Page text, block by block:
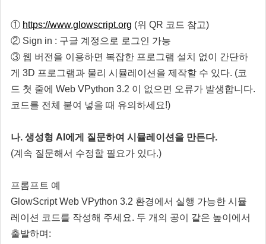
① https://www.glowscript.org (위 QR 코드 참고)
② Sign in : 구글 계정으로 로그인 가능
③ 웹 버전을 이용하면 복잡한 프로그램 설치 없이 간단하
게 3D 프로그램과 물리 시뮬레이션을 제작할 수 있다. (코
드 첫 줄에 Web VPython 3.2 이 없으면 오류가 발생합니다.
코드를 전체 붙여 넣을 때 유의하세요!)
나. 생성형 AI에게 질문하여 시뮬레이션을 만든다.
(계속 질문해서 수정할 필요가 있다.)
프롬프트 예
GlowScript Web VPython 3.2 환경에서 실행 가능한 시뮬
레이션 코드를 작성해 주세요. 두 개의 공이 같은 높이에서
출발하며: